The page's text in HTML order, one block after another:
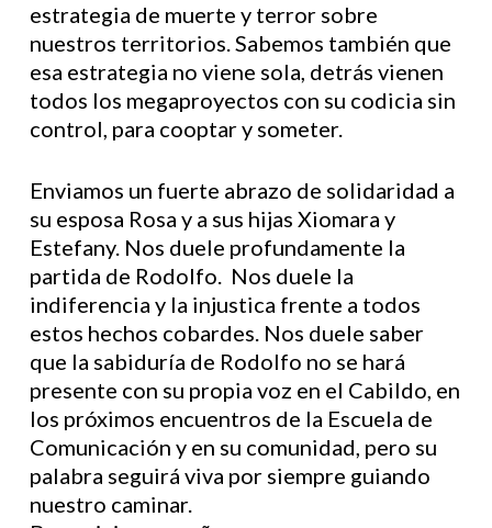
estrategia de muerte y terror sobre
nuestros territorios. Sabemos también que
esa estrategia no viene sola, detrás vienen
todos los megaproyectos con su codicia sin
control, para cooptar y someter.
Enviamos un fuerte abrazo de solidaridad a
su esposa Rosa y a sus hijas Xiomara y
Estefany. Nos duele profundamente la
partida de Rodolfo. Nos duele la
indiferencia y la injustica frente a todos
estos hechos cobardes. Nos duele saber
que la sabiduría de Rodolfo no se hará
presente con su propia voz en el Cabildo, en
los próximos encuentros de la Escuela de
Comunicación y en su comunidad, pero su
palabra seguirá viva por siempre guiando
nuestro caminar.